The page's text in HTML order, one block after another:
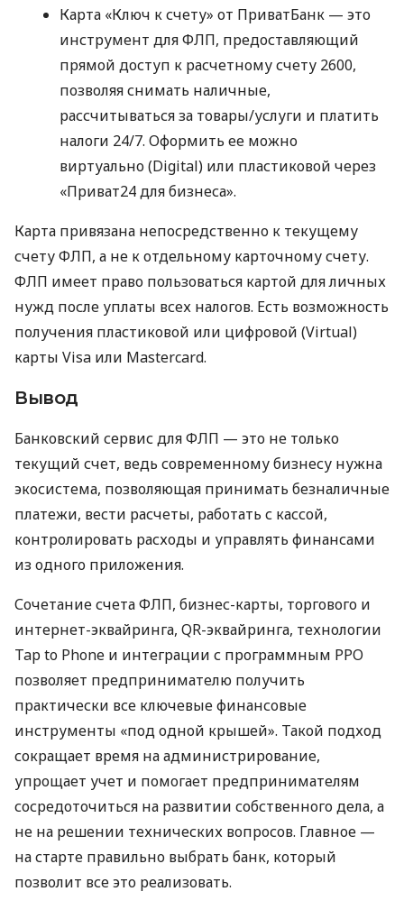
Карта «Ключ к счету» от ПриватБанк — это
инструмент для ФЛП, предоставляющий
прямой доступ к расчетному счету 2600,
позволяя снимать наличные,
рассчитываться за товары/услуги и платить
налоги 24/7. Оформить ее можно
виртуально (Digital) или пластиковой через
«Приват24 для бизнеса».
Карта привязана непосредственно к текущему
счету ФЛП, а не к отдельному карточному счету.
ФЛП имеет право пользоваться картой для личных
нужд после уплаты всех налогов. Есть возможность
получения пластиковой или цифровой (Virtual)
карты Visa или Mastercard.
Вывод
Банковский сервис для ФЛП — это не только
текущий счет, ведь современному бизнесу нужна
экосистема, позволяющая принимать безналичные
платежи, вести расчеты, работать с кассой,
контролировать расходы и управлять финансами
из одного приложения.
Сочетание счета ФЛП, бизнес-карты, торгового и
интернет-эквайринга, QR-эквайринга, технологии
Tap to Phone и интеграции с программным РРО
позволяет предпринимателю получить
практически все ключевые финансовые
инструменты «под одной крышей». Такой подход
сокращает время на администрирование,
упрощает учет и помогает предпринимателям
сосредоточиться на развитии собственного дела, а
не на решении технических вопросов. Главное —
на старте правильно выбрать банк, который
позволит все это реализовать.